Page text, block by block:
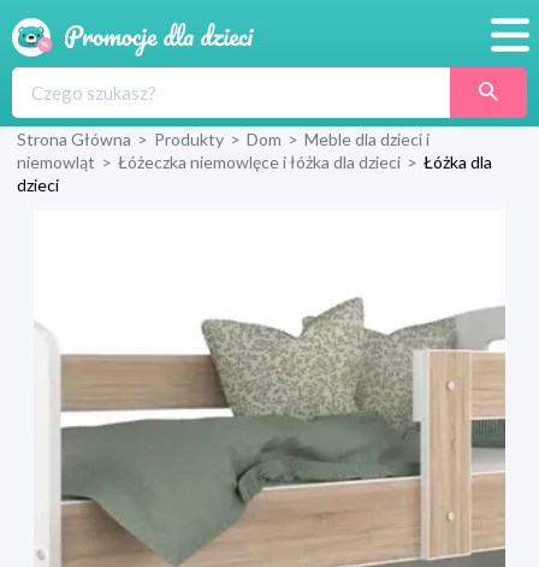
Produkty
Wyprawka
Strona Główna > Produkty > Dom > Meble dla dzieci i
niemowląt > Łóżeczka niemowlęce i łóżka dla dzieci > Łóżka dla
dzieci